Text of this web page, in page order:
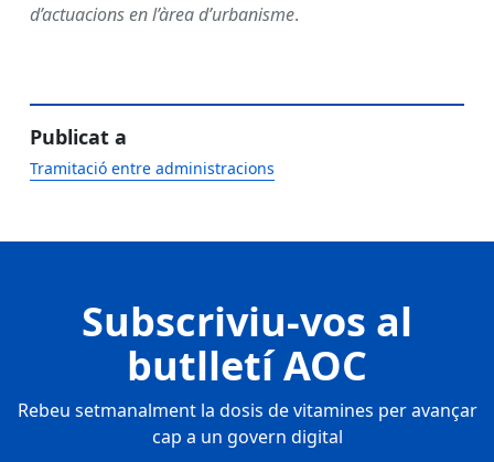
d’actuacions en l’àrea d’urbanisme.
Publicat a
Tramitació entre administracions
Subscriviu-vos al
butlletí AOC
Rebeu setmanalment la dosis de vitamines per avançar
cap a un govern digital